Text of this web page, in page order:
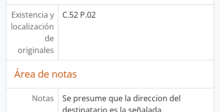
Existencia y
localización
de
originales
C.52 P.02
Área de notas
Notas
Se presume que la direccion del